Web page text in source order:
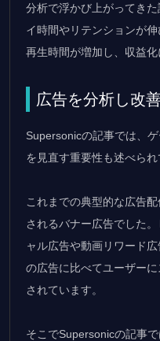
分析で浮かび上がってき
イ時間やリテンションが
再生時間が増加し、収益化
広告を分析し改
Supersonicの記事では、
を見直す重要性も述べられ
これまでの典型的な広告
されるバナー広告でした
ャル広告や動画リワード
の広告に比べてユーザー
されています。
そこでSupersonicの記事